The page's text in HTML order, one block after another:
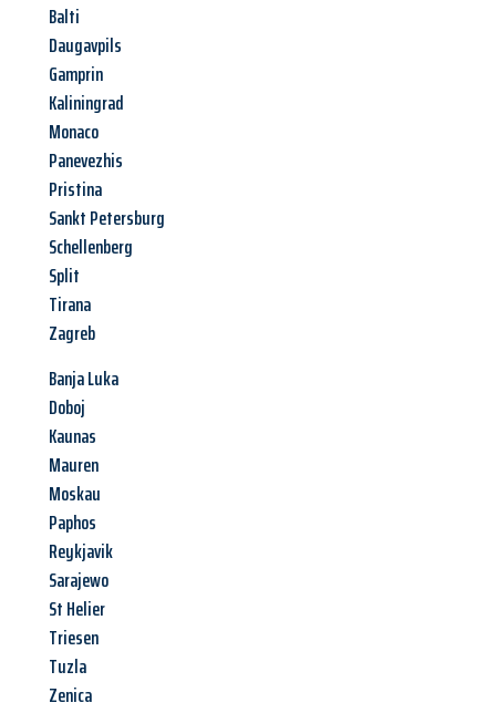
Balti
Daugavpils
Gamprin
Kaliningrad
Monaco
Panevezhis
Pristina
Sankt Petersburg
Schellenberg
Split
Tirana
Zagreb
Banja Luka
Doboj
Kaunas
Mauren
Moskau
Paphos
Reykjavik
Sarajewo
St Helier
Triesen
Tuzla
Zenica